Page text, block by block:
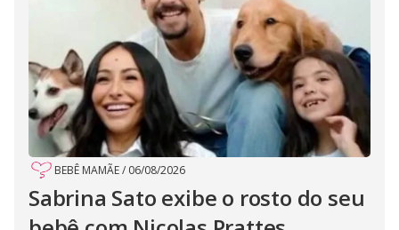
BEBÊ MAMÃE/ 06/08/2026
Sabrina Sato exibe o rosto do seu